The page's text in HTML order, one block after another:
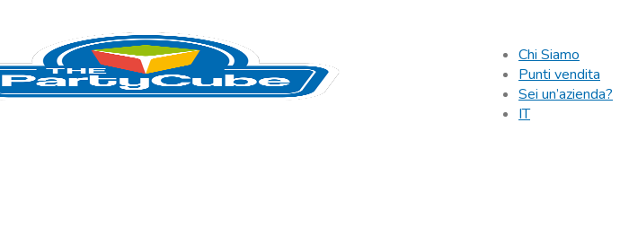
Chi Siamo
Punti vendita
Sei un’azienda?
IT